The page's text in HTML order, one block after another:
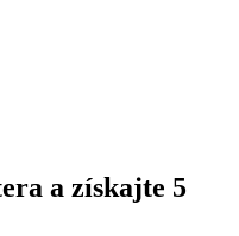
a získajte 5